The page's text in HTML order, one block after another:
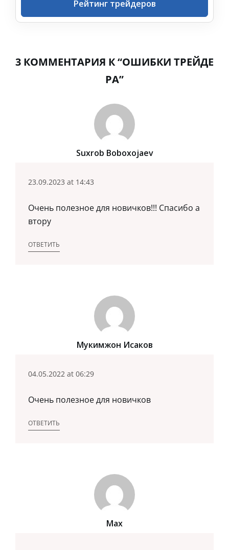
Рейтинг трейдеров
3 КОММЕНТАРИЯ К “ОШИБКИ ТРЕЙДЕ
РА”
Suxrob Boboxojaev
23.09.2023 at 14:43
Очень полезное для новичков!!! Спасибо а
втору
ОТВЕТИТЬ
Мукимжон Исаков
04.05.2022 at 06:29
Очень полезное для новичков
ОТВЕТИТЬ
Max